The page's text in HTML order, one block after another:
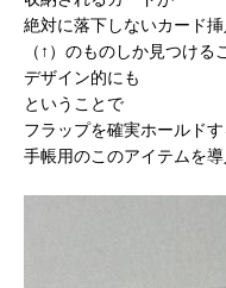
絶対に落下しないカード
（↑）のものしか見つけ
デザイン的にも
ということで
フラップを確実ホールド
手帳用のこのアイテムを